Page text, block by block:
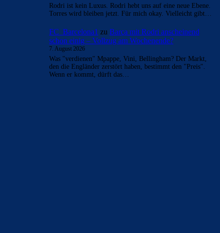
Rodri ist kein Luxus. Rodri hebt uns auf eine neue Ebene.
Torres wird bleiben jetzt. Für mich okay. Vielleicht gibt…
FC_Barcelona1 zu Barça mit Rodri anscheinend
schon einig – Vollzug am Wochenende?
7. August 2026
Was "verdienen" Mpappe, Vini, Bellingham? Der Markt,
den die Engländer zerstört haben, bestimmt den "Preis".
Wenn er kommt, dürft das…